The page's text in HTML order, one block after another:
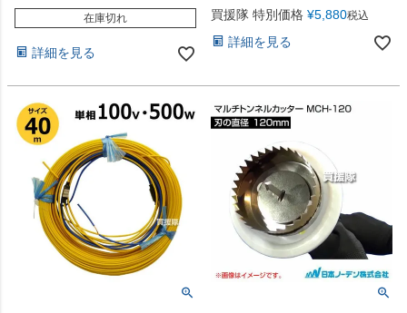
在庫切れ
詳細を見る
買援隊 特別価格 ¥5,880税込
詳細を見る